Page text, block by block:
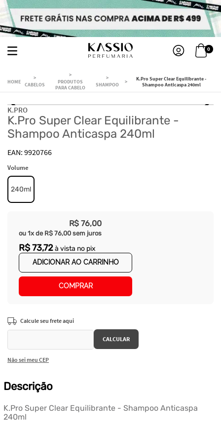
0
CABELOS
PRODUTOS
PARA CABELO
SHAMPOO
K.Pro Super Clear Equilibrante -
Shampoo Anticaspa 240ml
K.PRO
K.Pro Super Clear Equilibrante -
Shampoo Anticaspa 240ml
9920766
Volume
240ml
R$ 76,00
ou 1x de R$ 76,00 sem juros
R$73,72à vista no pix
ADICIONAR AO CARRINHO
COMPRAR
Não sei meu CEP
Descrição
K.Pro Super Clear Equilibrante - Shampoo Anticaspa
240ml